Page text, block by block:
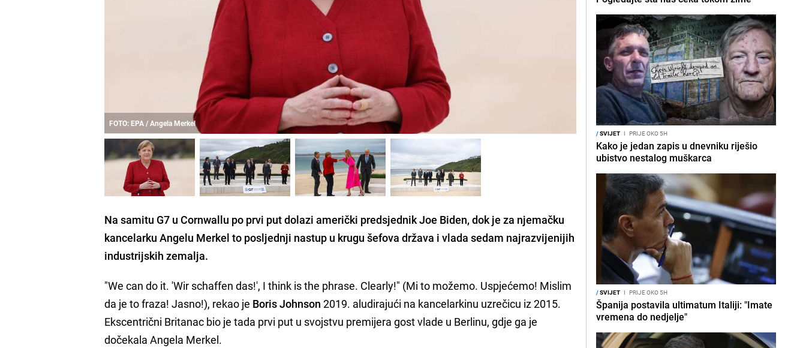
FOTO: EPA / Angela Merkel
Na samitu G7 u Cornwallu po prvi putdolazi američki predsjednikJoe Biden, dok je za njemačku
kancelarkuAngelu Merkel to posljednji nastup u krugu šefova država i vlada sedam najrazvijenijih
industrijskih zemalja.
"We can do it. 'Wir schaffen das!', I think is the phrase. Clearly!" (Mi to možemo. Uspjećemo! Mislim
da je to fraza! Jasno!), rekao je Boris Johnson 2019. aludirajući na kancelarkinu uzrečicu iz 2015.
Ekscentrični Britanac bio je tada prvi put u svojstvu premijera gost vlade u Berlinu, gdje ga je
dočekala Angela Merkel.
/SVIJET I PRIJE OKO 5H
Kako je jedan zapis u dnevniku riješio
ubistvo nestalog muškarca
/SVIJET I PRIJE OKO 5H
Španija postavila ultimatum Italiji: "Imate
vremena do nedjelje"